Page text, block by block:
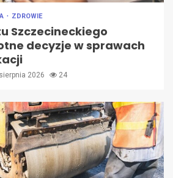
ZDROWIE
Szczecineckiego
decyzje w sprawach
2026 24